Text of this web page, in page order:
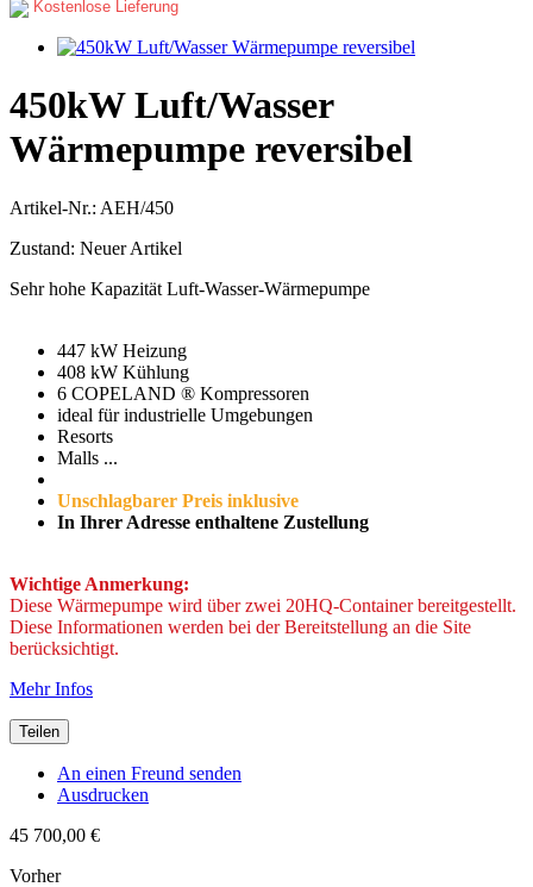
Kostenlose Lieferung
450kW Luft/Wasser
Wärmepumpe reversibel
Artikel-Nr.: AEH/450
Zustand: Neuer Artikel
Sehr hohe Kapazität Luft-Wasser-Wärmepumpe
447 kW Heizung
408 kW Kühlung
6 COPELAND ® Kompressoren
ideal für industrielle Umgebungen
Resorts
Malls ...
Unschlagbarer Preis inklusive
In Ihrer Adresse enthaltene Zustellung
Wichtige Anmerkung:
Diese Wärmepumpe wird über zwei 20HQ-Container bereitgestellt.
Diese Informationen werden bei der Bereitstellung an die Site
berücksichtigt.
Mehr Infos
Teilen
An einen Freund senden
Ausdrucken
45 700,00 €
Vorher